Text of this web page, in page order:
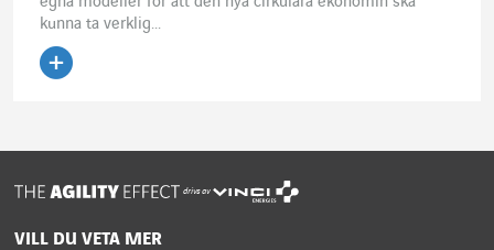
kunna ta verklig...
drivs av
VILL DU VETA MER